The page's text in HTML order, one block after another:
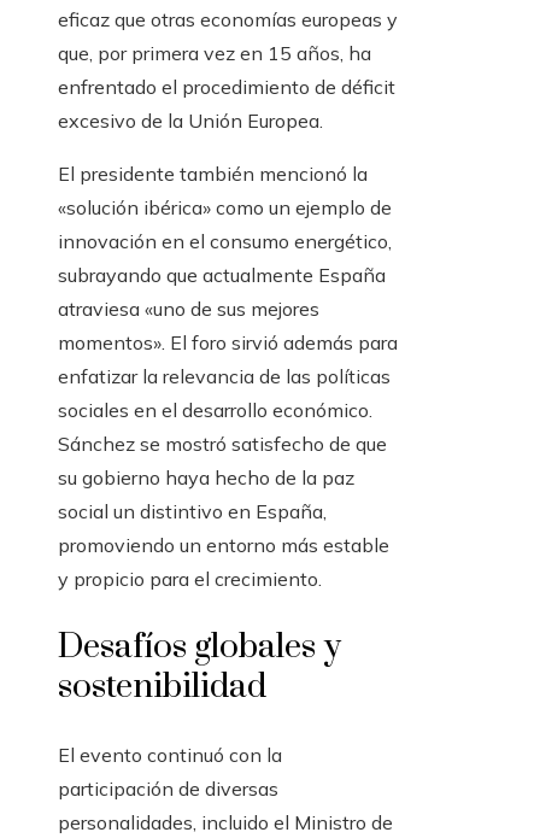
eficaz que otras economías europeas y
que, por primera vez en 15 años, ha
enfrentado el procedimiento de déficit
excesivo de la Unión Europea.
El presidente también mencionó la
«solución ibérica» como un ejemplo de
innovación en el consumo energético,
subrayando que actualmente España
atraviesa «uno de sus mejores
momentos». El foro sirvió además para
enfatizar la relevancia de las políticas
sociales en el desarrollo económico.
Sánchez se mostró satisfecho de que
su gobierno haya hecho de la paz
social un distintivo en España,
promoviendo un entorno más estable
y propicio para el crecimiento.
Desafíos globales y
sostenibilidad
El evento continuó con la
participación de diversas
personalidades, incluido el Ministro de